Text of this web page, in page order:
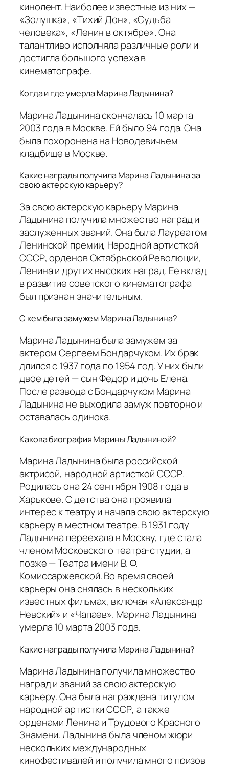
кинолент. Наиболее известные из них —
«Золушка», «Тихий Дон», «Судьба
человека», «Ленин в октябре». Она
талантливо исполняла различные роли и
достигла большого успеха в
кинематографе.
Когда и где умерла Марина Ладынина?
Марина Ладынина скончалась 10 марта
2003 года в Москве. Ей было 94 года. Она
была похоронена на Новодевичьем
кладбище в Москве.
Какие награды получила Марина Ладынина за
свою актерскую карьеру?
За свою актерскую карьеру Марина
Ладынина получила множество наград и
заслуженных званий. Она была Лауреатом
Ленинской премии, Народной артисткой
СССР, орденов Октябрьской Революции,
Ленина и других высоких наград. Ее вклад
в развитие советского кинематографа
был признан значительным.
С кем была замужем Марина Ладынина?
Марина Ладынина была замужем за
актером Сергеем Бондарчуком. Их брак
длился с 1937 года по 1954 год. У них были
двое детей — сын Федор и дочь Елена.
После развода с Бондарчуком Марина
Ладынина не выходила замуж повторно и
оставалась одинока.
Какова биография Марины Ладыниной?
Марина Ладынина была российской
актрисой, народной артисткой СССР.
Родилась она 24 сентября 1908 года в
Харькове. С детства она проявила
интерес к театру и начала свою актерскую
карьеру в местном театре. В 1931 году
Ладынина переехала в Москву, где стала
членом Московского театра-студии, а
позже — Театра имени В. Ф.
Комиссаржевской. Во время своей
карьеры она снялась в нескольких
известных фильмах, включая «Александр
Невский» и «Чапаев». Марина Ладынина
умерла 10 марта 2003 года.
Какие награды получила Марина Ладынина?
Марина Ладынина получила множество
наград и званий за свою актерскую
карьеру. Она была награждена титулом
народной артистки СССР, а также
орденами Ленина и Трудового Красного
Знамени. Ладынина была членом жюри
нескольких международных
кинофестивалей и получила много призов